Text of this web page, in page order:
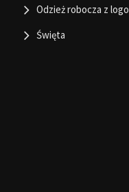
Odzież robocza z logo
Święta